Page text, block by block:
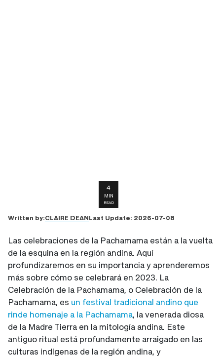
4
MIN
READ
Written by:CLAIRE DEANLast Update: 2026-07-08
Las celebraciones de la Pachamama están a la vuelta
de la esquina en la región andina. Aquí
profundizaremos en su importancia y aprenderemos
más sobre cómo se celebrará en 2023. La
Celebración de la Pachamama, o Celebración de la
Pachamama, es un festival tradicional andino que
rinde homenaje a la Pachamama, la venerada diosa
de la Madre Tierra en la mitología andina. Este
antiguo ritual está profundamente arraigado en las
culturas indígenas de la región andina, y